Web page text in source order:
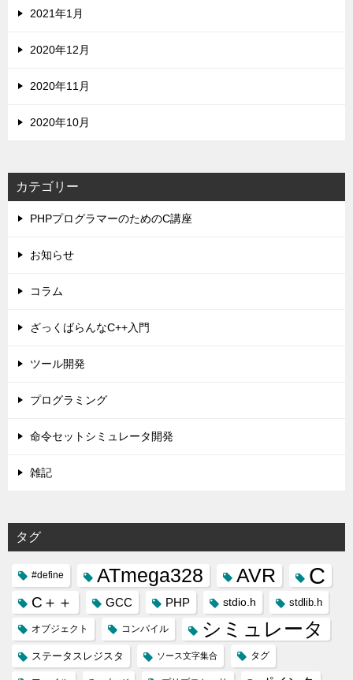
2021年1月
2020年12月
2020年11月
2020年10月
カテゴリー
PHPプログラマーのためのC講座
お知らせ
コラム
ざっくばらんなC++入門
ツール開発
プログラミング
命令セットシミュレータ開発
雑記
タグ
#define ATmega328 AVR C
C＋＋ GCC PHP stdio.h stdlib.h
オブジェクト コンパイル シミュレータ
ステータスレジスタ ソース文字集合 タグ